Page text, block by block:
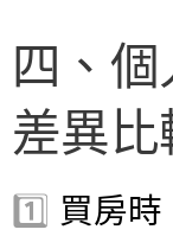
四、個
差異比
1️⃣ 買房時